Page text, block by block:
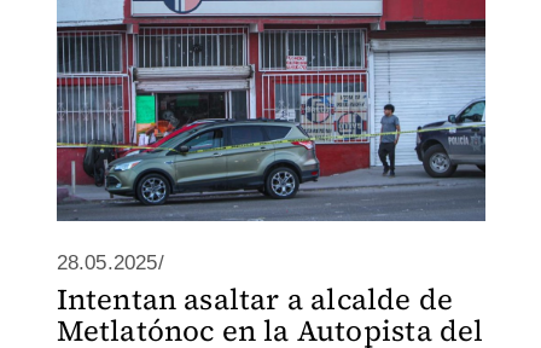
28.05.2025/
Intentan asaltar a alcalde de
Metlatónoc en la Autopista del